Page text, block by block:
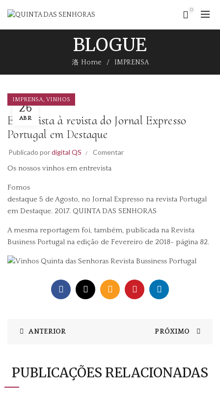
0
BLOGUE
Home IMPRENSA
26
ABR
IMPRENSA, VINHOS
Entrevista à revista do Jornal Expresso
Portugal em Destaque
Publicado pordigital QS
Comentar
Os nossos vinhos em entrevista
Fomos
destaque 5 de Agosto, no Jornal Expresso na revista Portugal
em Destaque. 2017. QUINTA DAS SENHORAS
A mesma reportagem foi, também, publicada na Revista
Business Portugal na edição de Fevereiro de 2018- página 82.
ANTERIOR PRÓXIMO
PUBLICAÇÕES RELACIONADAS